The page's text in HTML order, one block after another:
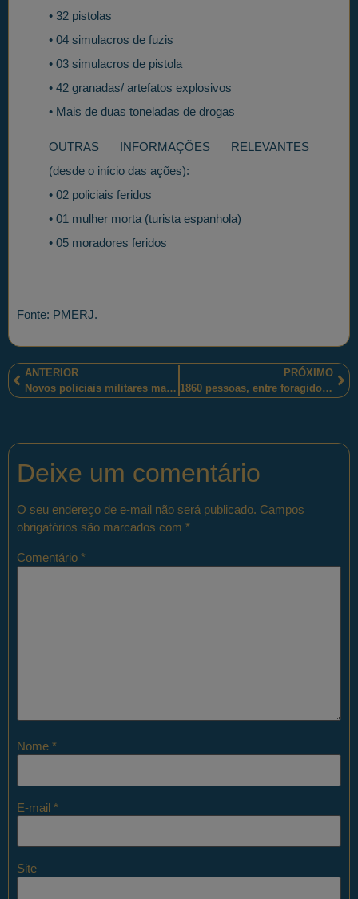
• 32 pistolas
• 04 simulacros de fuzis
• 03 simulacros de pistola
• 42 granadas/ artefatos explosivos
• Mais de duas toneladas de drogas
OUTRAS INFORMAÇÕES RELEVANTES
(desde o início das ações):
• 02 policiais feridos
• 01 mulher morta (turista espanhola)
• 05 moradores feridos
Fonte: PMERJ.
ANTERIOR
Novos policiais militares mato-grossenses “expressam o sentimento de servir a sociedade”
PRÓXIMO
1860 pessoas, entre foragidos ou com mandados de prisão, foram presas, no período de junho a setembro, pelos policiais militares espírito-santenses
Deixe um comentário
O seu endereço de e-mail não será publicado. Campos
obrigatórios são marcados com *
Comentário *
Nome *
E-mail *
Site